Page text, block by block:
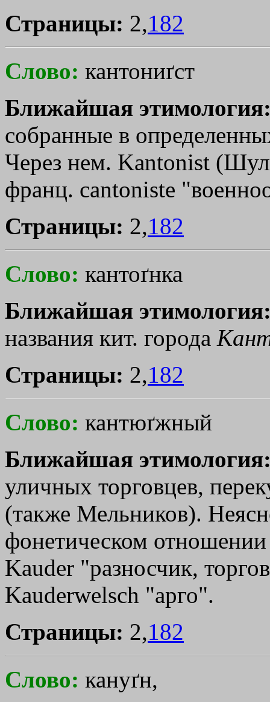
Страницы: 2,182
Слово: кантониґст
Ближайшая
собранные в
Через нем. Kantonist
франц. cantoniste
Страницы: 2,182
Слово: кантоґнка
Ближайшая
названия кит. города
Страницы: 2,182
Слово: кантюґжный
Ближайшая
уличных торговцев,
(также Мельников).
фонетическом
Kauder "разносчик,
Kauderwelsch "арго".
Страницы: 2,182
Слово: кануґн,